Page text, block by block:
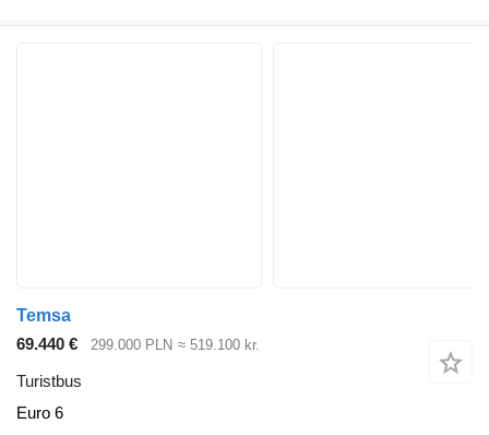
Temsa
69.440 €
299.000 PLN ≈ 519.100 kr.
Turistbus
Euro 6